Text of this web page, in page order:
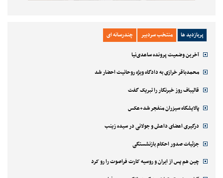
پربازدید ها منتخب سردبیر چندرسانه ای
آخرین وضعیت پرونده ساعدی‌نیا
محمدباقر خرازی به دادگاه ویژه روحانیت احضار شد
قالیباف روز خبرنگار را تبریک گفت
پالایشگاه سیزران منفجر شد+عکس
درگیری اعضای داعش و جولانی در سیده زینب
جزئیات صدور احکام بازنشستگی
چین هم پس از ایران و روسیه کارت فراصوت را رو کرد